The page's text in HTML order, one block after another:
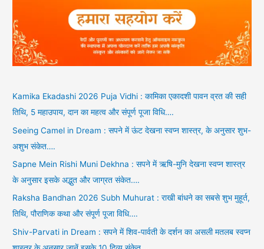
Kamika Ekadashi 2026 Puja Vidhi : कामिका एकादशी पावन व्रत की सही
तिथि, 5 महाउपाय, दान का महत्व और संपूर्ण पूजा विधि….
Seeing Camel in Dream : सपने में ऊंट देखना स्वप्न शास्त्र, के अनुसार शुभ-
अशुभ संकेत….
Sapne Mein Rishi Muni Dekhna : सपने में ऋषि-मुनि देखना स्वप्न शास्त्र
के अनुसार इसके अद्भुत और जाग्रत संकेत….
Raksha Bandhan 2026 Subh Muhurat : राखी बांधने का सबसे शुभ मुहूर्त,
तिथि, पौराणिक कथा और संपूर्ण पूजा विधि….
Shiv-Parvati in Dream : सपने में शिव-पार्वती के दर्शन का असली मतलब स्वप्न